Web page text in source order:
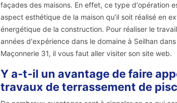
façades des maisons. En effet, ce type d'opération
aspect esthétique de la maison qu’il soit réalisé en
énergétique de la construction. Pour réaliser le
années d'expérience dans le domaine à Seilhan
Maçonnerie 31, il vous faut aller visiter son site web.
Y a-t-il un avantage de faire
travaux de terrassement de